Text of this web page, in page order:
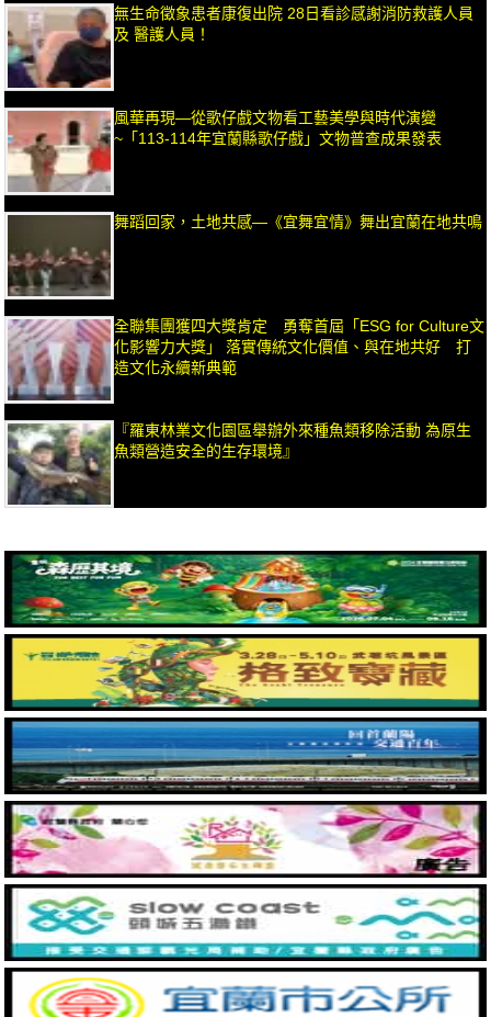
無生命徵象患者康復出院 28日看診感謝消防救護人員
及 醫護人員！
風華再現—從歌仔戲文物看工藝美學與時代演變
~「113-114年宜蘭縣歌仔戲」文物普查成果發表
舞蹈回家，土地共感—《宜舞宜情》舞出宜蘭在地共鳴
全聯集團獲四大獎肯定 勇奪首屆「ESG for Culture文
化影響力大獎」 落實傳統文化價值、與在地共好 打
造文化永續新典範
『羅東林業文化園區舉辦外來種魚類移除活動 為原生
魚類營造安全的生存環境』